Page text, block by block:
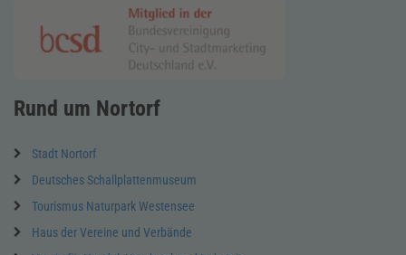
Rund um Nortorf
Stadt Nortorf
Deutsches Schallplattenmuseum
Tourismus Naturpark Westensee
Haus der Vereine und Verbände